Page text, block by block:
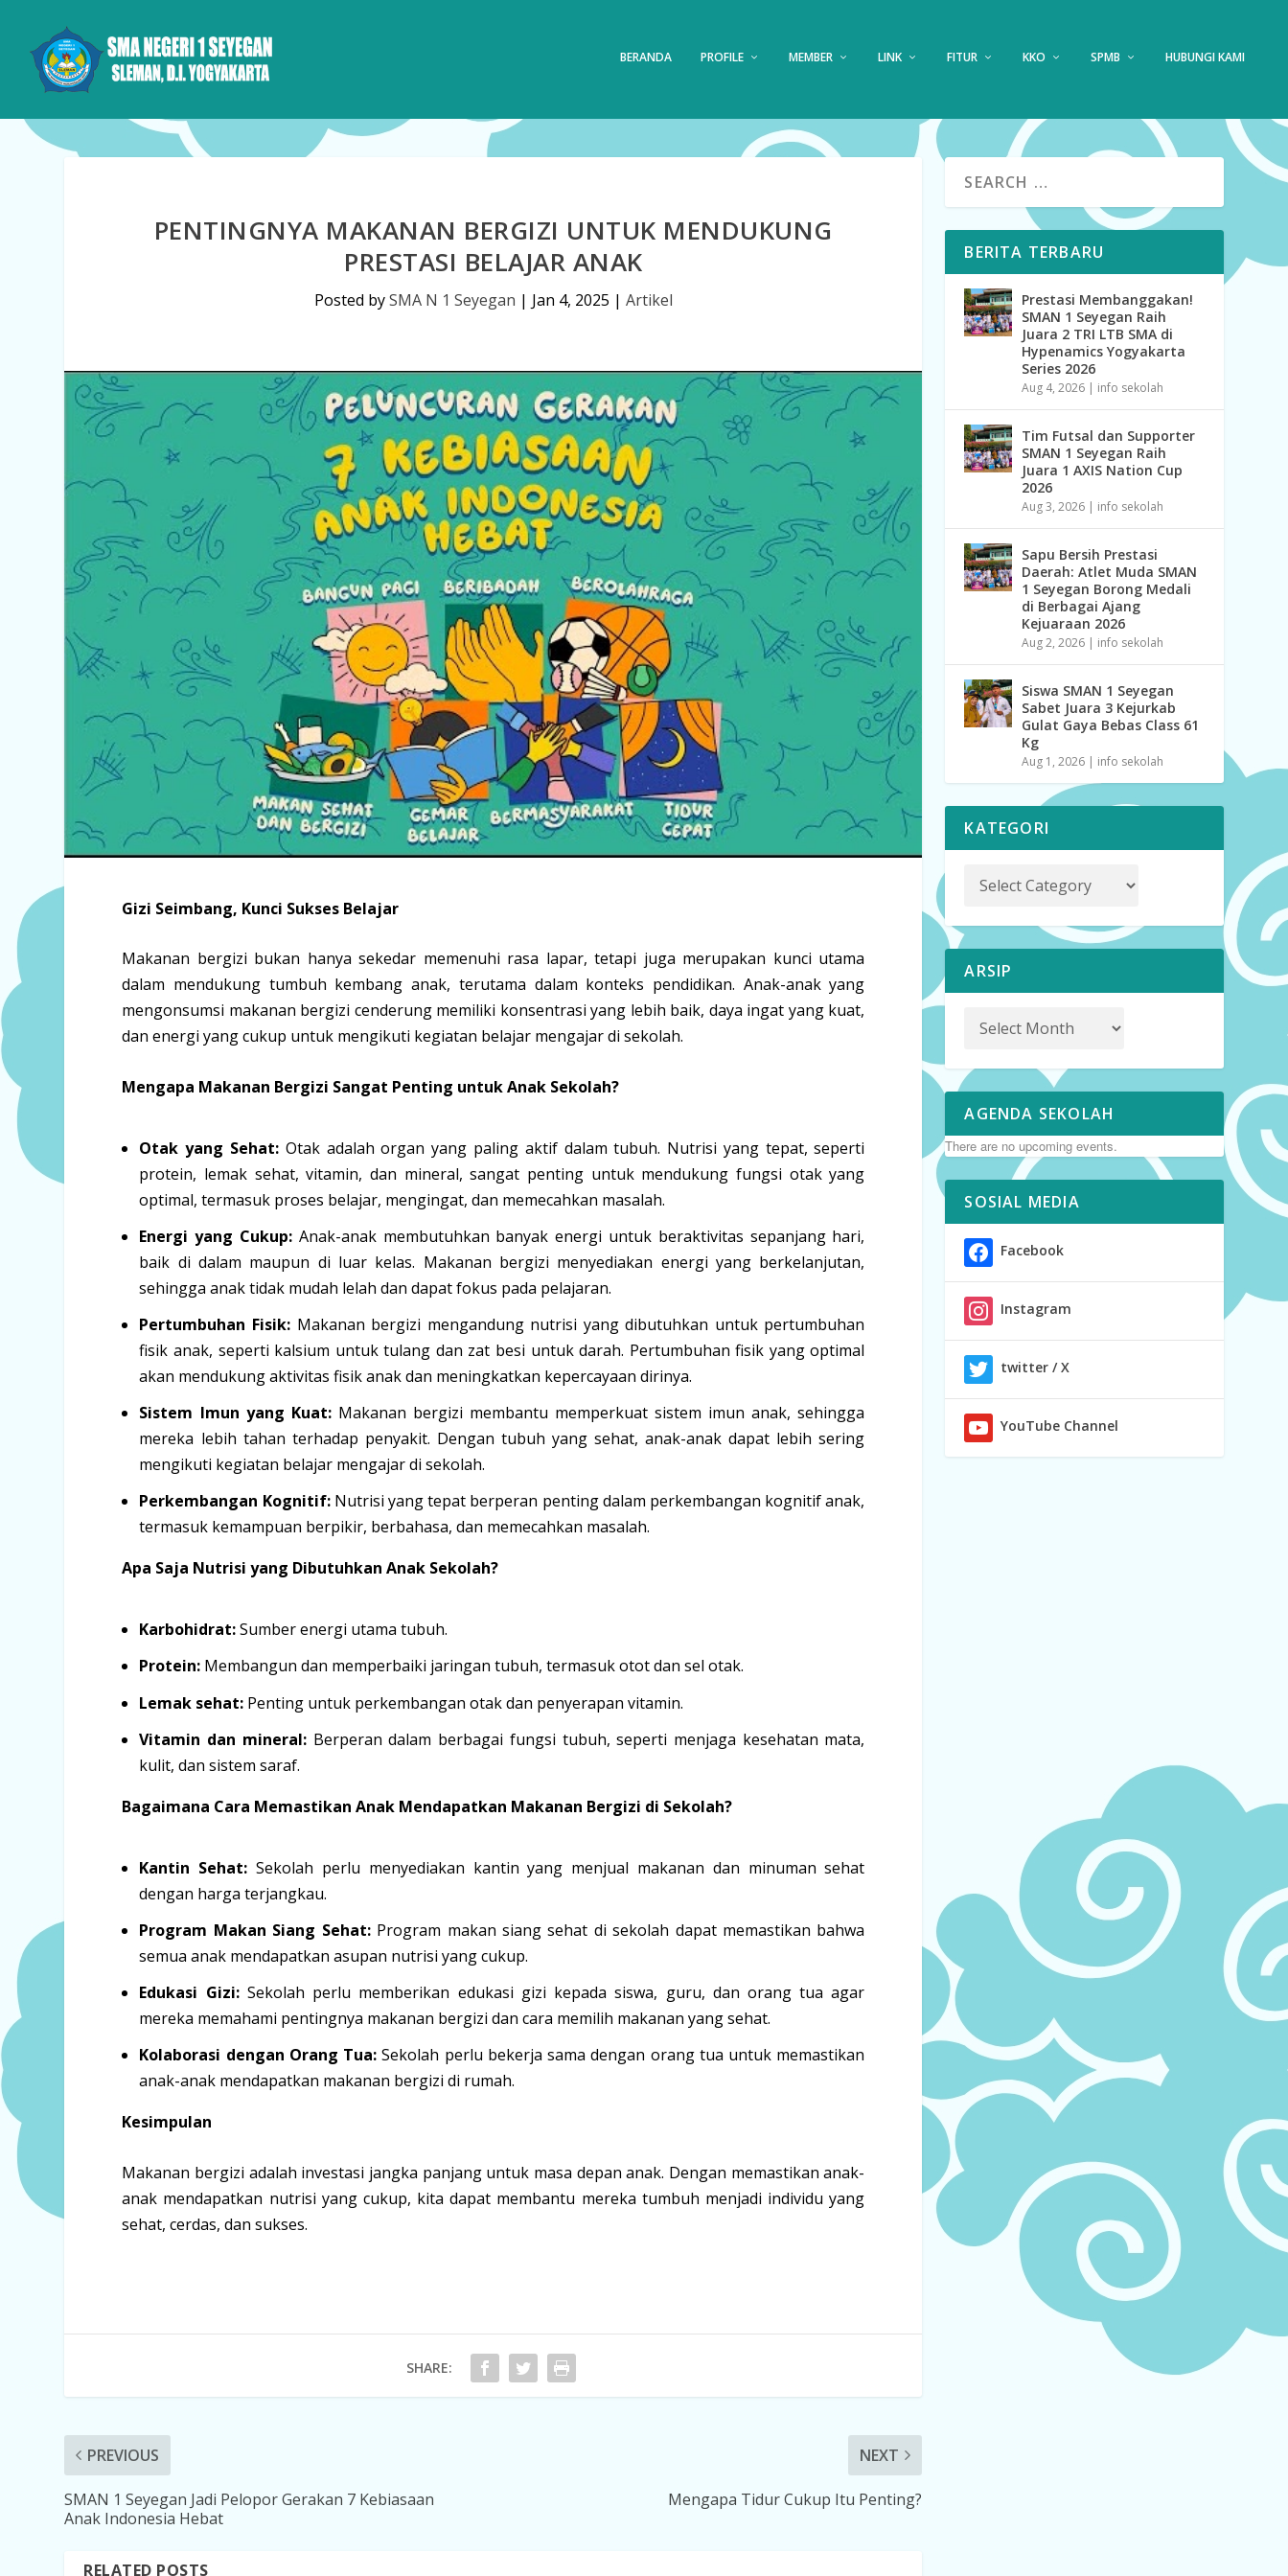
BERANDA PROFILE MEMBER LINK FITUR KKO SPMB HUBUNGI KAMI
PENTINGNYA MAKANAN BERGIZI UNTUK MENDUKUNG
PRESTASI BELAJAR ANAK
Posted bySMA N 1 Seyegan | Jan 4, 2025 | Artikel
Gizi Seimbang, Kunci Sukses Belajar
Makanan bergizi bukan hanya sekedar memenuhi rasa lapar, tetapi juga merupakan kunci utama
dalam mendukung tumbuh kembang anak, terutama dalam konteks pendidikan. Anak-anak yang
mengonsumsi makanan bergizi cenderung memiliki konsentrasi yang lebih baik, daya ingat yang kuat,
dan energi yang cukup untuk mengikuti kegiatan belajar mengajar di sekolah.
Mengapa Makanan Bergizi Sangat Penting untuk Anak Sekolah?
Otak yang Sehat: Otak adalah organ yang paling aktif dalam tubuh. Nutrisi yang tepat, seperti
protein, lemak sehat, vitamin, dan mineral, sangat penting untuk mendukung fungsi otak yang
optimal, termasuk proses belajar, mengingat, dan memecahkan masalah.
Energi yang Cukup: Anak-anak membutuhkan banyak energi untuk beraktivitas sepanjang hari,
baik di dalam maupun di luar kelas. Makanan bergizi menyediakan energi yang berkelanjutan,
sehingga anak tidak mudah lelah dan dapat fokus pada pelajaran.
Pertumbuhan Fisik: Makanan bergizi mengandung nutrisi yang dibutuhkan untuk pertumbuhan
fisik anak, seperti kalsium untuk tulang dan zat besi untuk darah. Pertumbuhan fisik yang optimal
akan mendukung aktivitas fisik anak dan meningkatkan kepercayaan dirinya.
Sistem Imun yang Kuat:Makanan bergizi membantu memperkuat sistem imun anak, sehingga
mereka lebih tahan terhadap penyakit. Dengan tubuh yang sehat, anak-anak dapat lebih sering
mengikuti kegiatan belajar mengajar di sekolah.
Perkembangan Kognitif:Nutrisi yang tepat berperan penting dalam perkembangan kognitif anak,
termasuk kemampuan berpikir, berbahasa, dan memecahkan masalah.
Apa Saja Nutrisi yang Dibutuhkan Anak Sekolah?
Karbohidrat:Sumber energi utama tubuh.
Protein: Membangun dan memperbaiki jaringan tubuh, termasuk otot dan sel otak.
Lemak sehat: Penting untuk perkembangan otak dan penyerapan vitamin.
Vitamin dan mineral:Berperan dalam berbagai fungsi tubuh, seperti menjaga kesehatan mata,
kulit, dan sistem saraf.
Bagaimana Cara Memastikan Anak Mendapatkan Makanan Bergizi di Sekolah?
Kantin Sehat: Sekolah perlu menyediakan kantin yang menjual makanan dan minuman sehat
dengan harga terjangkau.
Program Makan Siang Sehat:Program makan siang sehat di sekolah dapat memastikan bahwa
semua anak mendapatkan asupan nutrisi yang cukup.
Edukasi Gizi:Sekolah perlu memberikan edukasi gizi kepada siswa, guru, dan orang tua agar
mereka memahami pentingnya makanan bergizi dan cara memilih makanan yang sehat.
Kolaborasi dengan Orang Tua: Sekolah perlu bekerja sama dengan orang tua untuk memastikan
anak-anak mendapatkan makanan bergizi di rumah.
Kesimpulan
Makanan bergizi adalah investasi jangka panjang untuk masa depan anak. Dengan memastikan anak-
anak mendapatkan nutrisi yang cukup, kita dapat membantu mereka tumbuh menjadi individu yang
sehat, cerdas, dan sukses.
SHARE:
PREVIOUS
SMAN 1 Seyegan Jadi Pelopor Gerakan 7 Kebiasaan
Anak Indonesia Hebat
NEXT
Mengapa Tidur Cukup Itu Penting?
RELATED POSTS
BERITA TERBARU
Prestasi Membanggakan!
SMAN 1 Seyegan Raih
Juara 2 TRI LTB SMA di
Hypenamics Yogyakarta
Series 2026
Aug 4, 2026 | info sekolah
Tim Futsal dan Supporter
SMAN 1 Seyegan Raih
Juara 1 AXIS Nation Cup
2026
Aug 3, 2026 | info sekolah
Sapu Bersih Prestasi
Daerah: Atlet Muda SMAN
1 Seyegan Borong Medali
di Berbagai Ajang
Kejuaraan 2026
Aug 2, 2026 | info sekolah
Siswa SMAN 1 Seyegan
Sabet Juara 3 Kejurkab
Gulat Gaya Bebas Class 61
Kg
Aug 1, 2026 | info sekolah
KATEGORI
ARSIP
AGENDA SEKOLAH
There are no upcoming events.
SOSIAL MEDIA
Facebook
Instagram
twitter / X
YouTube Channel